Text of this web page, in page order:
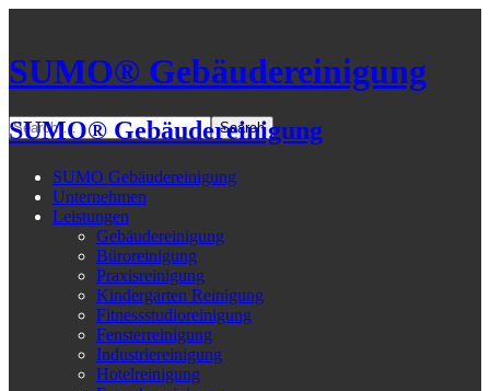
SUMO® Gebäudereinigung
SUMO® Gebäudereinigung
SUMO Gebäudereinigung
Unternehmen
Leistungen
Gebäudereinigung
Büroreinigung
Praxisreinigung
Kindergarten Reinigung
Fitnessstudioreinigung
Fensterreinigung
Industriereinigung
Hotelreinigung